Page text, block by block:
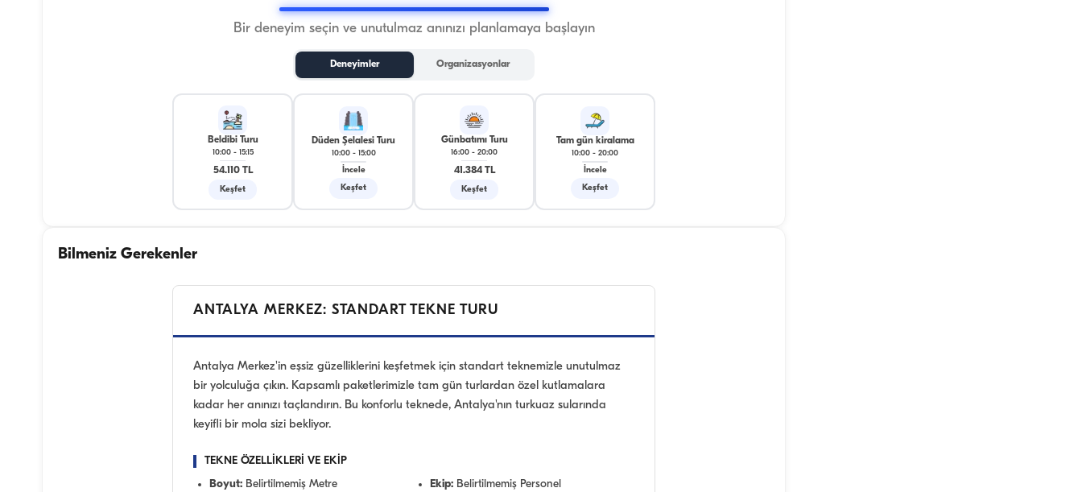
Bir deneyim seçin ve unutulmaz anınızı planlamaya başlayın
Deneyimler Organizasyonlar
Beldibi Turu
10:00- 15:15
54.110 TL
Keşfet
Düden Şelalesi Turu
10:00- 15:00
İncele
Keşfet
Günbatımı Turu
16:00 - 20:00
41.384 TL
Keşfet
Tam gün kiralama
10:00 - 20:00
İncele
Keşfet
Bilmeniz Gerekenler
ANTALYA MERKEZ: STANDART TEKNE TURU
Antalya Merkez'in eşsiz güzelliklerini keşfetmek için standart teknemizle unutulmaz
bir yolculuğa çıkın. Kapsamlı paketlerimizle tam gün turlardan özel kutlamalara
kadar her anınızı taçlandırın. Bu konforlu teknede, Antalya'nın turkuaz sularında
keyifli bir mola sizi bekliyor.
TEKNE ÖZELLİKLERİ VE EKİP
Boyut: Belirtilmemiş Metre
Ekip: Belirtilmemiş Personel